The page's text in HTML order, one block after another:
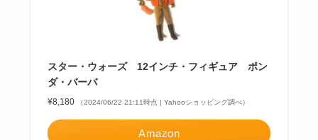
スター・ウォーズ 12インチ・フィギュア ポン
ダ・バーバ
¥8,180 （2024/06/22 21:11時点 | Yahooショッピング調べ）
Amazon